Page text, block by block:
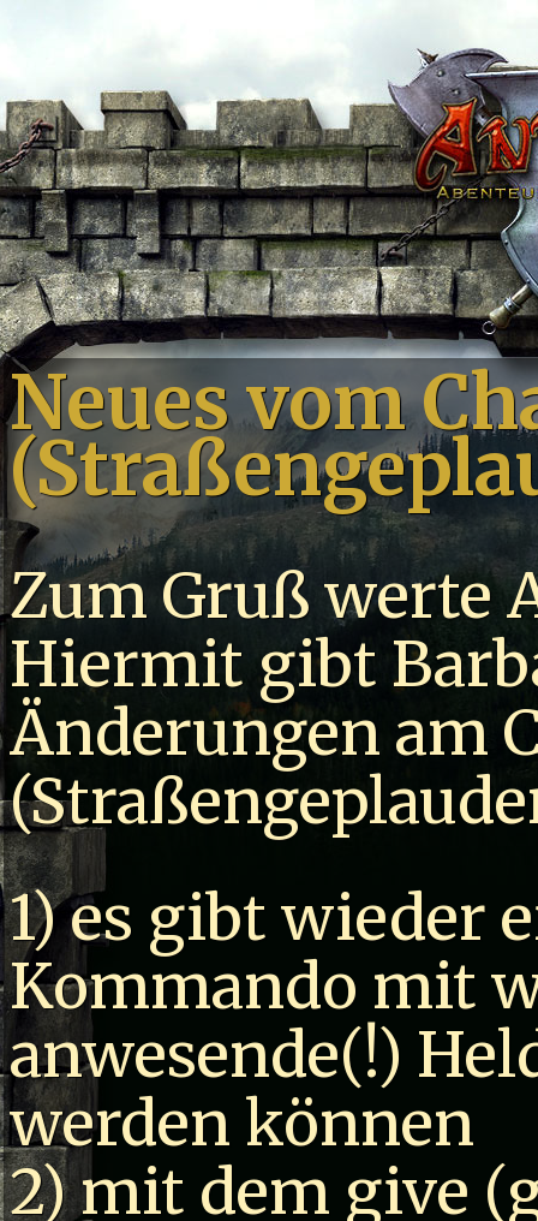
Neues vom
Zum Gruß werte
Hiermit gibt
Änderungen am
1) es gibt wieder
Kommando mit
anwesende(!)
werden können
2) mit dem give